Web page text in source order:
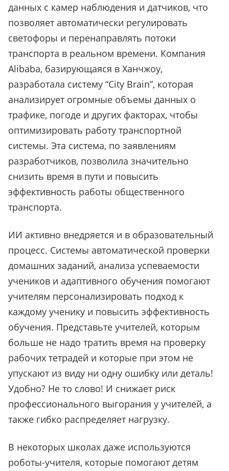
данных с камер наблюдения и датчиков, что
позволяет автоматически регулировать
светофоры и перенаправлять потоки
транспорта в реальном времени. Компания
Alibaba, базирующаяся в Ханчжоу,
разработала систему “City Brain”, которая
анализирует огромные объемы данных о
трафике, погоде и других факторах, чтобы
оптимизировать работу транспортной
системы. Эта система, по заявлениям
разработчиков, позволила значительно
снизить время в пути и повысить
эффективность работы общественного
транспорта.
ИИ активно внедряется и в образовательный
процесс. Системы автоматической проверки
домашних заданий, анализа успеваемости
учеников и адаптивного обучения помогают
учителям персонализировать подход к
каждому ученику и повысить эффективность
обучения. Представьте учителей, которым
больше не надо тратить время на проверку
рабочих тетрадей и которые при этом не
упускают из виду ни одну ошибку или деталь!
Удобно? Не то слово! И снижает риск
профессионального выгорания у учителей, а
также гибко распределяет нагрузку.
В некоторых школах даже используются
роботы-учителя, которые помогают детям